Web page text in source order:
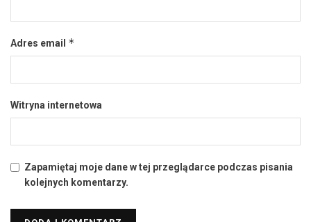
Adres email *
Witryna internetowa
Zapamiętaj moje dane w tej przeglądarce podczas pisania
kolejnych komentarzy.